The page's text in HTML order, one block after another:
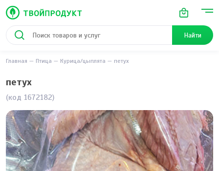
Найти
Главная Птица Курица/цыплята петух
петух
(код 1672182)